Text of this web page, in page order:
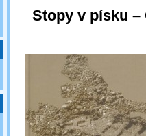
Stopy v písku